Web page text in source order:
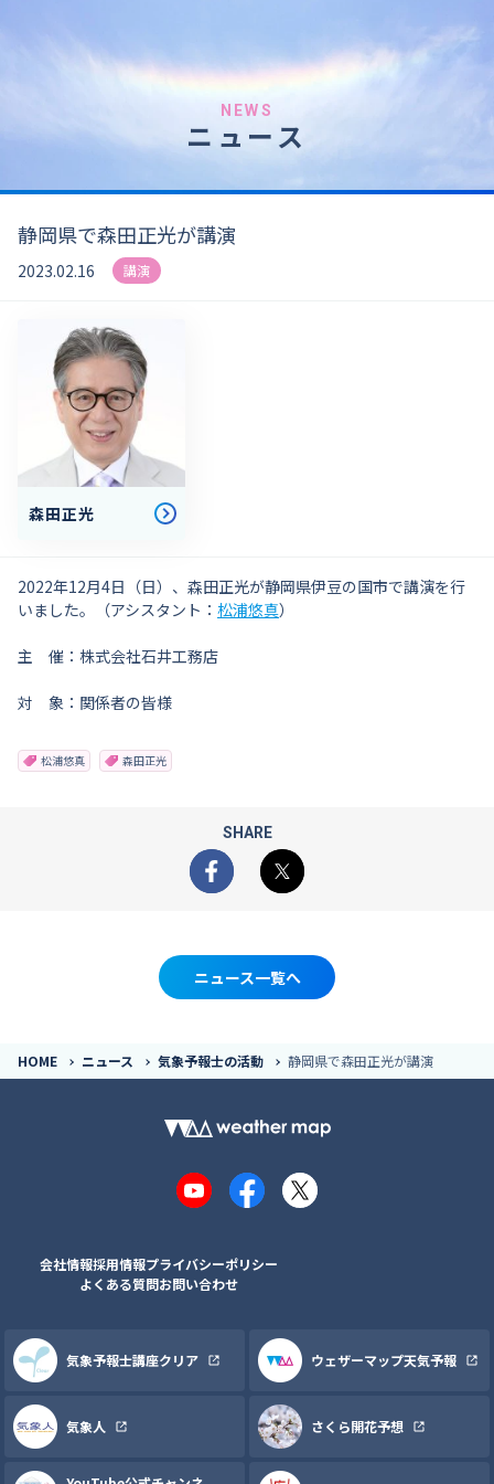
NEWS
ニュース
静岡県で森田正光が講演
2023.02.16 講演
森田正光
2022年12月4日（日）、森田正光が静岡県伊豆の国市で講演を行
いました。（アシスタント： 松浦悠真）
主 催：株式会社石井工務店
対 象：関係者の皆様
松浦悠真 森田正光
SHARE
Facebook
X
ニュース一覧へ
HOME ニュース 気象予報士の活動 静岡県で森田正光が講演
YouTubeFacebook
X
会社情報採用情報プライバシーポリシー
よくある質問お問い合わせ
気象予報士講座クリア ウェザーマップ天気予報
気象人 さくら開花予想